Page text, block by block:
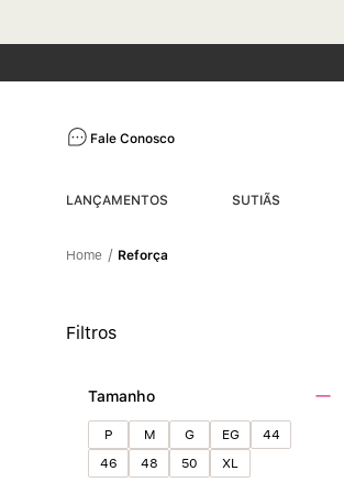
Fale Conosco
LANÇAMENTOS SUTIÃS
Reforça
Filtros
Tamanho
P M G EG
44
46
48 50 XL